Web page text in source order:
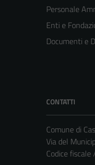
Personale
Enti e
Documenti e
CONTATTI
Comune di
Via del
Codice